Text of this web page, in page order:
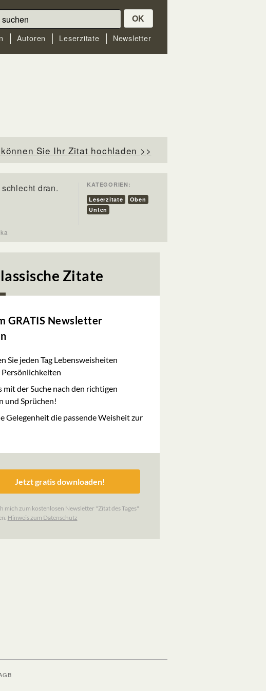
OK
Autoren Leserzitate Newsletter
Sie Ihr Zitat hochladen >>
dran.
KATEGORIEN:
Leserzitate
Oben
Unten